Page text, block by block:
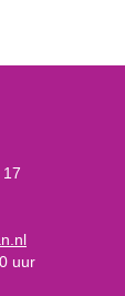
uur